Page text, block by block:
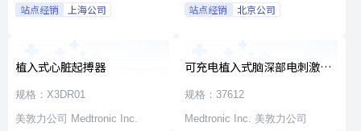
站点经销 上海公司 站点经销 北京公司
植入式心脏起搏器
规格：X3DR01
美敦力公司 Medtronic Inc.
可充电植入式脑深部电刺激脉
冲发生器套件
规格：37612
Medtronic Inc. 美敦力公司